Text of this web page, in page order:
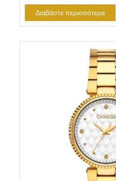
price
was:
€165.00.
τρέχουσα
τιμή
είναι:
€132.00.
Διαβάστε περισσότερα